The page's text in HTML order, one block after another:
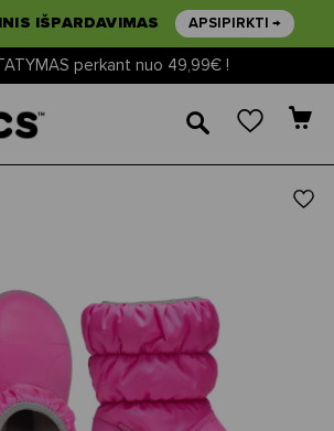
IŠPARDAVIMAS APSIPIRKTI →
perkant nuo 49,99€ !
🔎